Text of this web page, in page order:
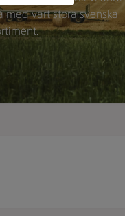
med vart stora svenska